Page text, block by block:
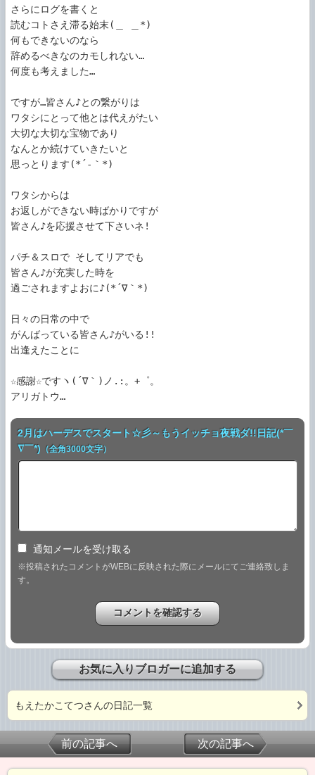
さらにログを書くと
読むコトさえ滞る始末(＿ ＿*)
何もできないのなら
辞めるべきなのカモしれない…
何度も考えました…
ですが…皆さん♪との繋がりは
ワタシにとって他とは代えがたい
大切な大切な宝物であり
なんとか続けていきたいと
思っとります(*´-｀*)
ワタシからは
お返しができない時ばかりですが
皆さん♪を応援させて下さいネ!
パチ＆スロで そしてリアでも
皆さん♪が充実した時を
過ごされますよおに♪(*´∇｀*)
日々の日常の中で
がんばっている皆さん♪がいる!!
出逢えたことに
☆感謝☆ですヽ(´∇｀)ノ.:。+゜。
アリガトウ…
2月はハーデスでスタート☆彡～もうイッチョ夜戦ダ!!日記(*￣
∇￣*) （全角3000文字）
通知メールを受け取る
※投稿されたコメントがWEBに反映された際にメールにてご連絡致しま
す。
お気に入りブロガーに追加する
もえたかこてつさんの日記一覧
前の記事へ 次の記事へ